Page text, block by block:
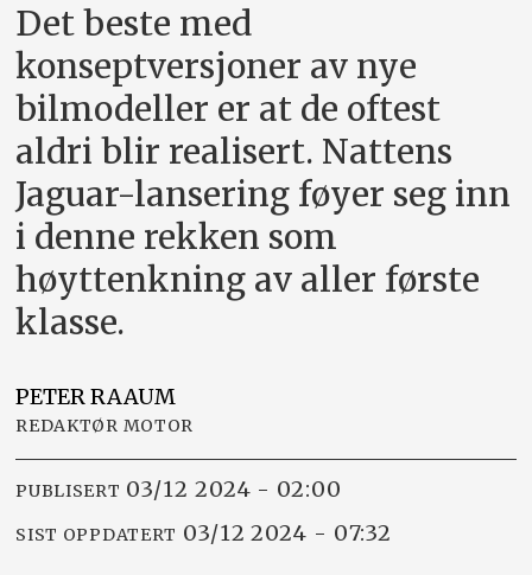
Det beste med
konseptversjoner av nye
bilmodeller er at de oftest
aldri blir realisert. Nattens
Jaguar-lansering føyer seg inn
i denne rekken som
høyttenkning av aller første
klasse.
PETERRAAUM
REDAKTØR MOTOR
PUBLISERT 03/12 2024 - 02:00
SIST OPPDATERT 03/12 2024 - 07:32